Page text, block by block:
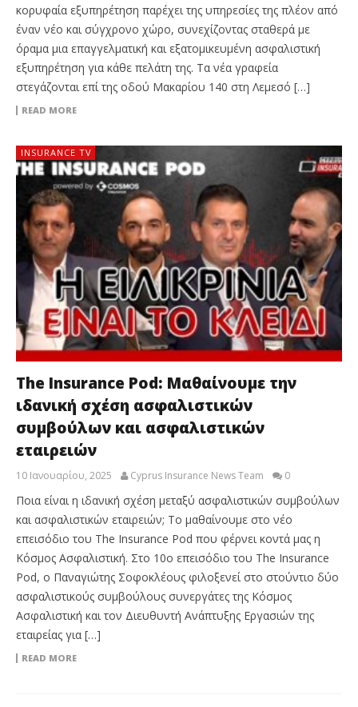
κορυφαία εξυπηρέτηση παρέχει της υπηρεσίες της πλέον από
έναν νέο και σύγχρονο χώρο, συνεχίζοντας σταθερά με
όραμα μια επαγγελματική και εξατομικευμένη ασφαλιστική
εξυπηρέτηση για κάθε πελάτη της. Τα νέα γραφεία
στεγάζονται επί της οδού Μακαρίου 140 στη Λεμεσό […]
READ MORE
INSURANCE TV
The Insurance Pod: Μαθαίνουμε την
ιδανική σχέση ασφαλιστικών
συμβούλων και ασφαλιστικών
εταιρειών
10 Ιανουαρίου, 2025 Cyprus Insurance News Team 0
Ποια είναι η ιδανική σχέση μεταξύ ασφαλιστικών συμβούλων
και ασφαλιστικών εταιρειών; Το μαθαίνουμε στο νέο
επεισόδιο του The Insurance Pod που φέρνει κοντά μας η
Κόσμος Ασφαλιστική. Στο 10ο επεισόδιο του The Insurance
Pod, ο Παναγιώτης Σοφοκλέους φιλοξενεί στο στούντιο δύο
ασφαλιστικούς συμβούλους συνεργάτες της Κόσμος
Ασφαλιστική και τον Διευθυντή Ανάπτυξης Εργασιών της
εταιρείας για […]
READ MORE